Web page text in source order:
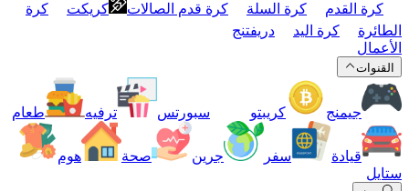
كرة القدم كرة السلة كرة قدم الصالات كريكت
كرة
الطائرة
كرة اليد
دريفتنج
الأعمال
القنوات
جيمنج كريبتو سبورتس ترفيه طعام
قيادة سفر جرين صحة
هوم
ستايل